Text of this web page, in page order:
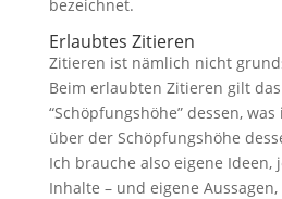
bezeichnet.
Erlaubtes Zitieren
Zitieren ist nämlich nicht
Beim erlaubten Zitieren gilt
“Schöpfungshöhe” dessen,
über der Schöpfungshöhe
Ich brauche also eigene Ideen,
Inhalte – und eigene